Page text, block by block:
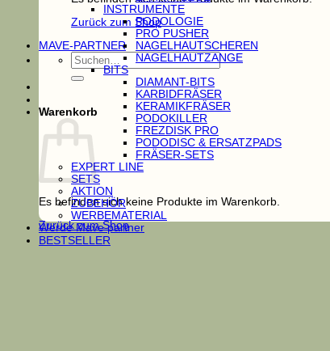
Zurück zum Shop
MAVE-PARTNER
Suchen
nach:
Warenkorb
Es befinden sich keine Produkte im Warenkorb.
Zurück zum Shop
INSTRUMENTE
PODOLOGIE
PRO PUSHER
NAGELHAUTSCHEREN
NAGELHAUTZANGE
BITS
DIAMANT-BITS
KARBIDFRÄSER
KERAMIKFRÄSER
PODOKILLER
FREZDISK PRO
PODODISC & ERSATZPADS
FRÄSER-SETS
EXPERT LINE
SETS
AKTION
ZUBEHÖR
WERBEMATERIAL
Werde Mave partner
BESTSELLER